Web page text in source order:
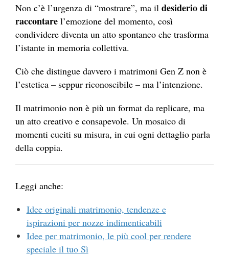
Non c’è l’urgenza di “mostrare”, ma il desiderio di
raccontare l’emozione del momento, così
condividere diventa un atto spontaneo che trasforma
l’istante in memoria collettiva.
Ciò che distingue davvero i matrimoni Gen Z non è
l’estetica – seppur riconoscibile – ma l’intenzione.
Il matrimonio non è più un format da replicare, ma
un atto creativo e consapevole. Un mosaico di
momenti cuciti su misura, in cui ogni dettaglio parla
della coppia.
Leggi anche:
Idee originali matrimonio, tendenze e
ispirazioni per nozze indimenticabili
Idee per matrimonio, le più cool per rendere
speciale il tuo Sì